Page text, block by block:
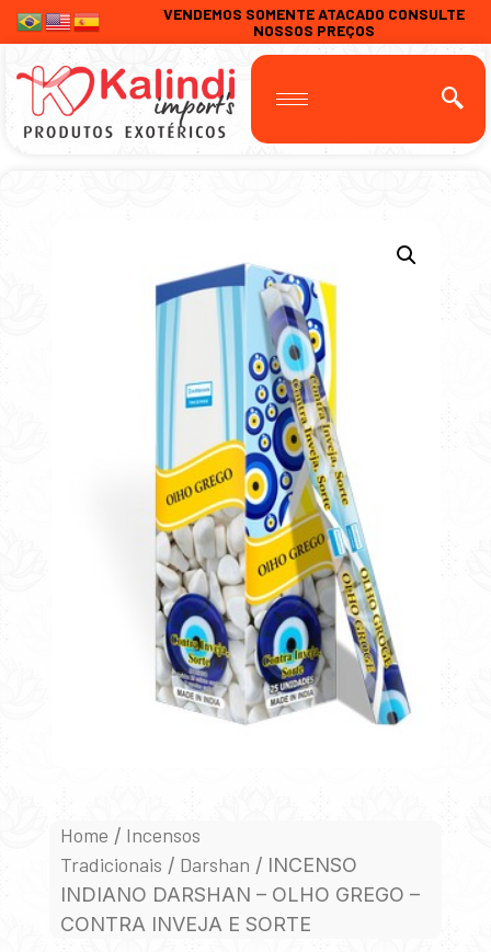
VENDEMOS SOMENTE ATACADO CONSULTE
NOSSOS PREÇOS
Home / Incensos
Tradicionais / Darshan / INCENSO
INDIANO DARSHAN – OLHO GREGO –
CONTRA INVEJA E SORTE